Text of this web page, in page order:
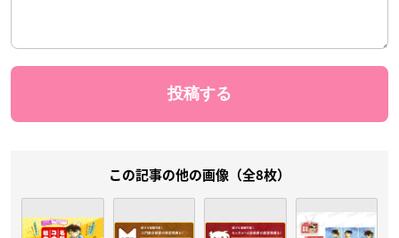
この記事の他の画像（全8枚）